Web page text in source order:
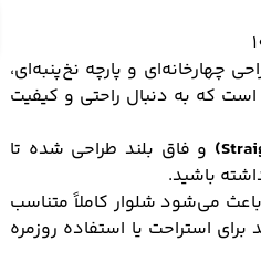
چهارخانه‌ای و پارچه نخ‌پنبه‌ای،
است که به دنبال راحتی و کیفیت
و فاق بلند طراحی شده تا
باشید.
می‌شود شلوار کاملاً متناسب
استراحت یا استفاده روزمره